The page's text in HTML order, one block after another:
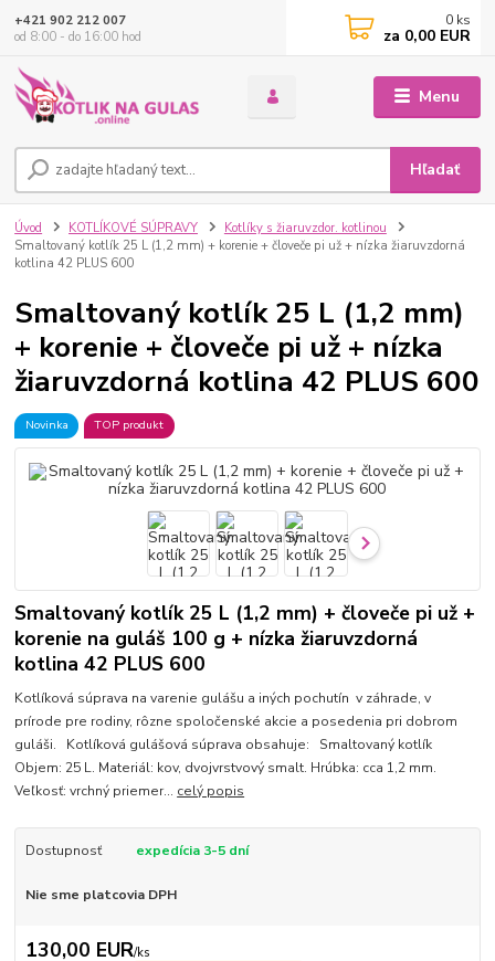
Menu
Hľadať
+421 902 212 007
od 8:00 - do 16:00 hod
0 ks
za 0,00 EUR
Úvod KOTLÍKOVÉ SÚPRAVY
Kotlíky s žiaruvzdor. kotlinou
Smaltovaný kotlík 25 L (1,2 mm) + korenie + človeče pi už + nízka žiaruvzdorná
kotlina 42 PLUS 600
Smaltovaný kotlík 25 L (1,2 mm)
+ korenie + človeče pi už + nízka
žiaruvzdorná kotlina 42 PLUS 600
Novinka TOP produkt
Smaltovaný kotlík 25 L (1,2 mm) + človeče pi už +
korenie na guláš 100 g + nízka žiaruvzdorná
kotlina 42 PLUS 600
Kotlíková súprava na varenie gulášu a iných pochutín v záhrade, v
prírode pre rodiny, rôzne spoločenské akcie a posedenia pri dobrom
guláši. Kotlíková gulášová súprava obsahuje: Smaltovaný kotlík
Objem: 25 L. Materiál: kov, dvojvrstvový smalt. Hrúbka: cca 1,2 mm.
Veľkosť: vrchný priemer... celý popis
Dostupnosť expedícia 3-5 dní
Nie sme platcovia DPH
130,00 EUR/ks